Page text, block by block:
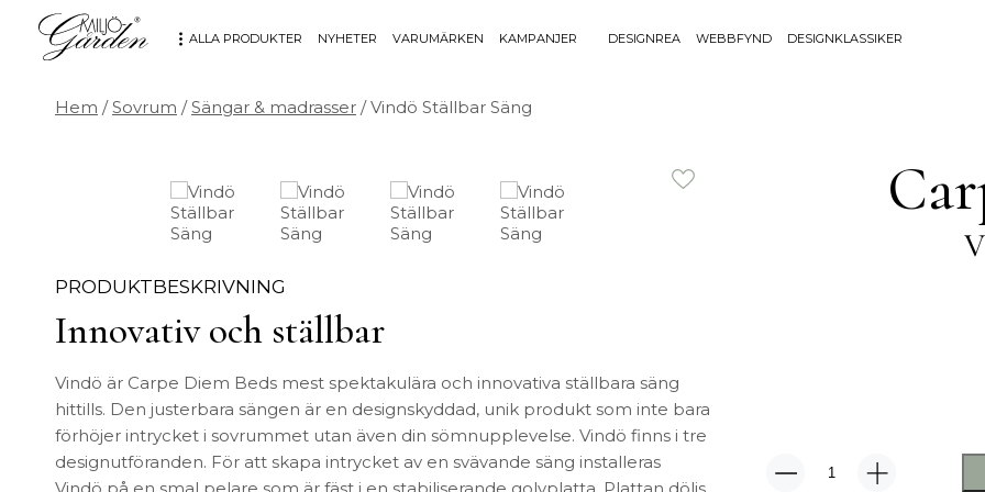
ALLA PRODUKTER
Möbeltillbehör
Soffor
Stolsdynor
Utemöbler
Barn
Förvaring
Klockor
Knoppar & Handtag
Kök & Servering
Kontor
Bordslampor
Utebelysning
Vägglampor
Bänkar
Bord
Solsängar
NYHETER VARUMÄRKEN KAMPANJER DESIGNREA WEBBFYND DESIGNKLASSIKER
Hem /Sovrum /Sängar & madrasser / Vindö Ställbar Säng
PRODUKTBESKRIVNING
Innovativ och ställbar
Vindö är Carpe Diem Beds mest spektakulära och innovativa ställbara säng
hittills. Den justerbara sängen är en designskyddad, unik produkt som inte bara
förhöjer intrycket i sovrummet utan även din sömnupplevelse. Vindö finns i tre
designutföranden. För att skapa intrycket av en svävande säng installeras
Vindö